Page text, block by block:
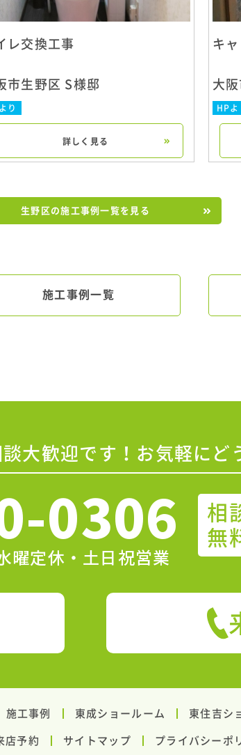
レ交換工事
市生野区 S様邸
り
詳しく見る
キ
大
HPよ
生野区の施工事例一覧を見る
施工事例一覧
大歓迎です！お気軽にど
0306
定休・土日祝営業
相
無
施工事例 東成ショールーム 東住吉シ
店予約 サイトマップ プライバシーポ